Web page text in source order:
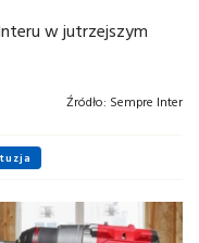
w jutrzejszym
Źródło: Sempre Inter